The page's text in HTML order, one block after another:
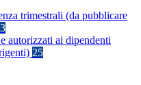
trimestrali (da pubblicare
autorizzati ai dipendenti
25